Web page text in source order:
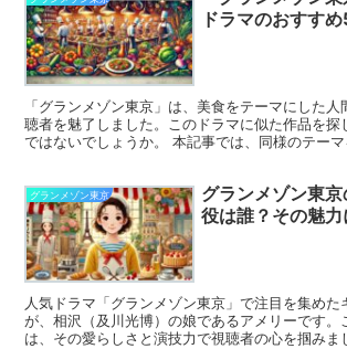
ドラマのおすすめ
「グランメゾン東京」は、美食をテーマにした人
聴者を魅了しました。このドラマに似た作品を探
ではないでしょうか。 本記事では、同様のテー
グランメゾン東京
グランメゾン東
役は誰？その魅力
人気ドラマ「グランメゾン東京」で注目を集めた
が、相沢（及川光博）の娘であるアメリーです。
は、その愛らしさと演技力で視聴者の心を掴みま